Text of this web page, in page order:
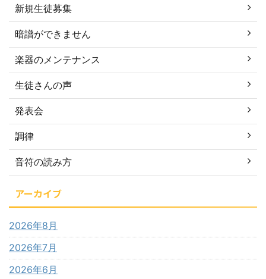
新規生徒募集
暗譜ができません
楽器のメンテナンス
生徒さんの声
発表会
調律
音符の読み方
アーカイブ
2026年8月
2026年7月
2026年6月